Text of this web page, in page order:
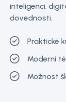
inteligenci,
dovednosti.
Praktické
Moderní
Možnost